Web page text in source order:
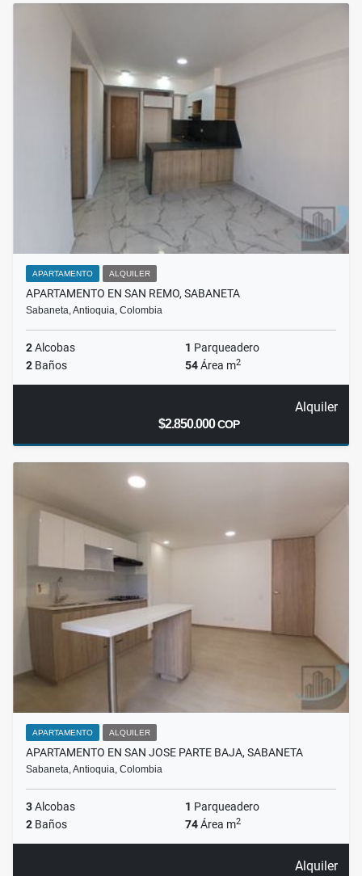
APARTAMENTO ALQUILER
APARTAMENTO EN SAN REMO, SABANETA
Sabaneta, Antioquia, Colombia
2Alcobas 1 Parqueadero
2 Baños 54Área m2
Alquiler
$2.850.000COP
APARTAMENTO ALQUILER
APARTAMENTO EN SAN JOSE PARTE BAJA, SABANETA
Sabaneta, Antioquia, Colombia
3Alcobas 1 Parqueadero
2 Baños 74Área m2
Alquiler